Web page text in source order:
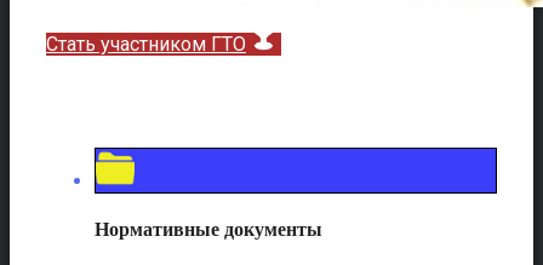
Стать участником ГТО
Нормативные документы